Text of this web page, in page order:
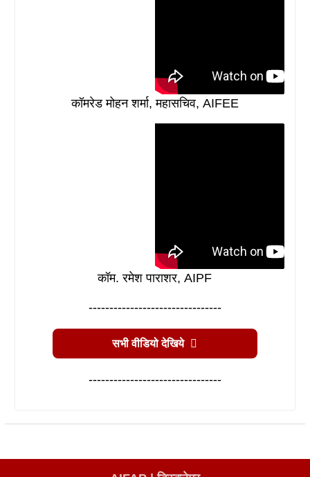
कॉमरेड मोहन शर्मा, महासचिव, AIFEE
कॉम. रमेश पाराशर, AIPF
--------------------------------
सभी वीडियो देखिये
--------------------------------